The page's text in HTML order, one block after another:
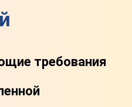
требования